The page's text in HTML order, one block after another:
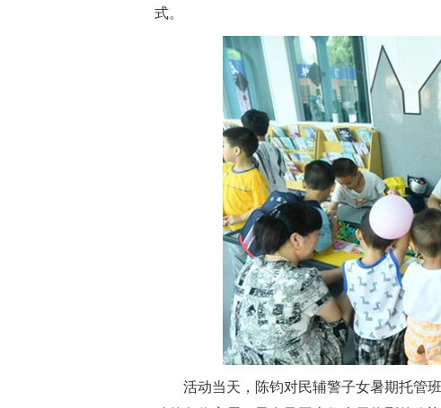
式。
活动当天，陈钧对民辅警子女暑期托管